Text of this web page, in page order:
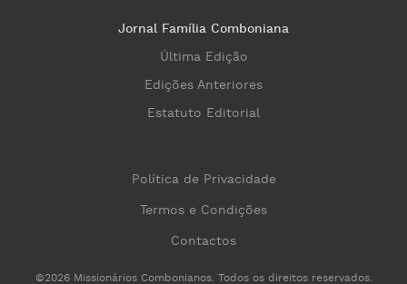
Jornal Família Comboniana
Última Edição
Edições Anteriores
Estatuto Editorial
©2026 Missionários Combonianos. Todos os direitos reservados.
Política de Privacidade
Termos e Condições
Contactos